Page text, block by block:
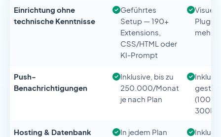
Einrichtung ohne
technische Kenntnisse
Geführtes
Setup — 190+
Extensions,
CSS/HTML oder
KI-Prompt
mehr
Push-
Benachrichtigungen
Inklusive, bis zu
250.000/Monat
je nach Plan
(100K
300K/
Hosting & Datenbank
In jedem Plan